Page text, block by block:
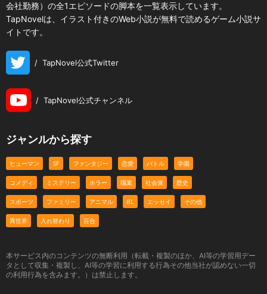
会社勤務）の全1エピソードの脚本を一覧表示しています。
TapNovelは、イラスト付きのWeb小説が無料で読めるゲーム小説サ
イトです。
/ TapNovel公式Twitter
/ TapNovel公式チャンネル
ジャンルから探す
ヒューマン SF ファンタジー 恋愛 バトル 学園
コメディ ミステリー ホラー 職業 社会派 歴史
スポーツ ファミリー アニマル BL エッセイ その他
異世界 入れ替わり 百合
本サービス内のコンテンツの無断利用（転載・複製のほか、AI等の学習用デー
タとして収集・複製し、AI等の学習に利用する行為その他当社が認めない一切
の利用行為を含みます。）は禁止します。